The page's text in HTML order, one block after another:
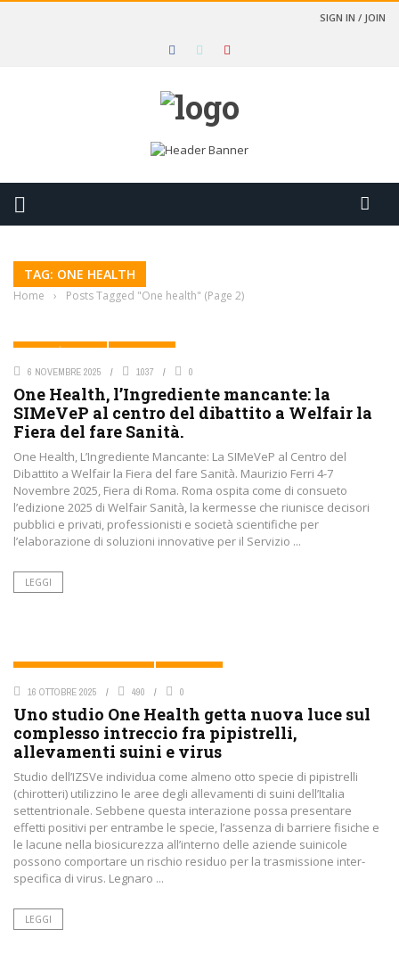
SIGN IN / JOIN
TAG: ONE HEALTH
Home › Posts Tagged "One health" (Page 2)
ATTUALITÀ SIMEVEP ONE HEALTH
6 NOVEMBRE 2025 1037 0
One Health, l’Ingrediente mancante: la
SIMeVeP al centro del dibattito a Welfair la
Fiera del fare Sanità.
One Health, L’Ingrediente Mancante: La SIMeVeP al Centro del
Dibattito a Welfair la Fiera del fare Sanità. Maurizio Ferri 4-7
Novembre 2025, Fiera di Roma. Roma ospita come di consueto
l’edizione 2025 di Welfair Sanità, la kermesse che riunisce decisori
pubblici e privati, professionisti e società scientifiche per
l’elaborazione di soluzioni innovative per il Servizio ...
LEGGI
MALATTIE INFETTIVE E ZOONOSI ONE HEALTH
16 OTTOBRE 2025 490 0
Uno studio One Health getta nuova luce sul
complesso intreccio fra pipistrelli,
allevamenti suini e virus
Studio dell’IZSVe individua come almeno otto specie di pipistrelli
(chirotteri) utilizzino le aree degli allevamenti di suini dell’Italia
settentrionale. Sebbene questa interazione possa presentare
effetti positivi per entrambe le specie, l’assenza di barriere fisiche e
le lacune nella biosicurezza all’interno delle aziende suinicole
possono comportare un rischio residuo per la trasmissione inter-
specifica di virus. Legnaro ...
LEGGI